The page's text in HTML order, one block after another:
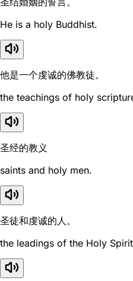
He is a holy Buddhist.
他是一个虔诚的佛教徒。
the teachings of holy
圣经的教义
saints and holy men.
圣徒和虔诚的人。
the leadings of the Holy